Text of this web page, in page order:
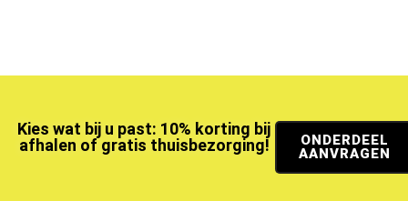
Kies wat bij u past: 10% korting bij
afhalen of gratis thuisbezorging!
ONDERDEEL
AANVRAGEN